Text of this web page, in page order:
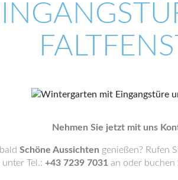
Nehmen Sie jetzt mit uns
Schöne Aussichten genießen? Rufen
Tel.: +43 7239 7031 an oder buchen